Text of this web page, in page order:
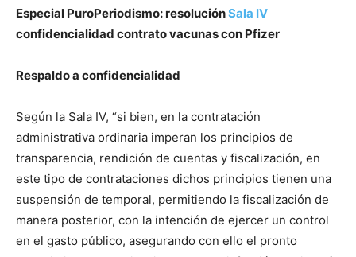
Especial PuroPeriodismo: resoluciónSala IV
confidencialidad contrato vacunas con Pfizer
Respaldo a confidencialidad
Según la Sala IV, “si bien, en la contratación
administrativa ordinaria imperan los principios de
transparencia, rendición de cuentas y fiscalización, en
este tipo de contrataciones dichos principios tienen una
suspensión de temporal, permitiendo la fiscalización de
manera posterior, con la intención de ejercer un control
en el gasto público, asegurando con ello el pronto